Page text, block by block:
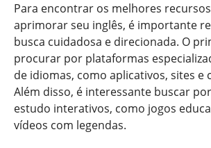
Para encontrar os melhores
aprimorar seu inglês, é importante
busca cuidadosa e direcionada. O
procurar por plataformas
de idiomas, como aplicativos, sites e
Além disso, é interessante buscar
estudo interativos, como jogos
vídeos com legendas.